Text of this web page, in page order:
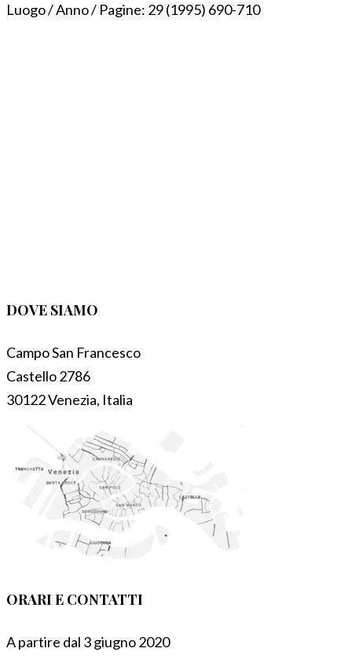
Luogo / Anno / Pagine: 29 (1995) 690-710
DOVE SIAMO
Campo San Francesco
Castello 2786
30122 Venezia, Italia
ORARI E CONTATTI
A partire dal 3 giugno 2020